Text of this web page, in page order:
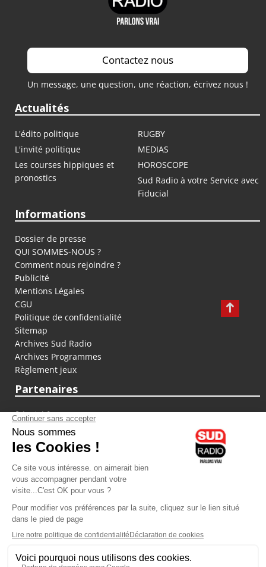
Contactez nous
Un message, une question, une réaction, écrivez nous !
Actualités
L'édito politique
RUGBY
L'invité politique
MEDIAS
Les courses hippiques et
pronostics
HOROSCOPE
Sud Radio à votre Service avec
Fiducial
Informations
Dossier de presse
QUI SOMMES-NOUS ?
Comment nous rejoindre ?
Publicité
Mentions Légales
CGU
Politique de confidentialité
Sitemap
Archives Sud Radio
Archives Programmes
Règlement jeux
Partenaires
fiducial.fr
lyoncapitale.fr
olympique-et-lyonnais.com
L'application Iphone / Android
Téléchargez l'application
Les cookies
Gestion des cookies